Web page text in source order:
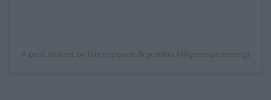
A post shared by Greenpeace Argentina (@greenpeacearg)